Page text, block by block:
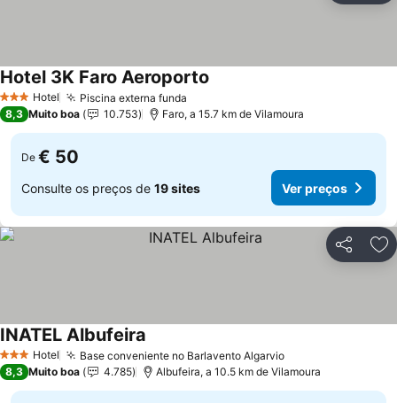
3 EstrelasHotel Piscina externa funda
Hotel 3K Faro Aeroporto
8,3 Muito boa 10.753 Faro, a 15.7 km de Vilamoura
De € 50
Consulte os preços de 19 sites Ver preços
Partilhar
3 EstrelasHotel Base conveniente no Barlavento AlgarvioVer preços
INATEL Albufeira
8,3 Muito boa 4.785 Albufeira, a 10.5 km de Vilamoura